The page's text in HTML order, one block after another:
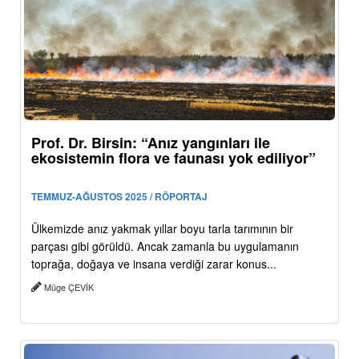
Prof. Dr. Birsin: “Anız yangınları ile
ekosistemin flora ve faunası yok ediliyor”
TEMMUZ-AĞUSTOS 2025 / RÖPORTAJ
Ülkemizde anız yakmak yıllar boyu tarla tarımının bir
parçası gibi görüldü. Ancak zamanla bu uygulamanın
toprağa, doğaya ve insana verdiği zarar konus...
Müge ÇEVİK